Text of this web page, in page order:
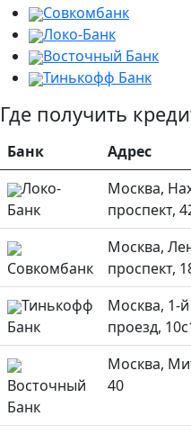
Совкомбанк
Локо-Банк
Восточный Банк
Тинькофф Банк
Где получить
Банк Адрес
Локо-
Банк
Москва,
проспект,
Совкомбанк
Москва,
проспект,
Тинькофф
Банк
Москва, 1-
проезд,
Восточный
Банк
Москва,
40